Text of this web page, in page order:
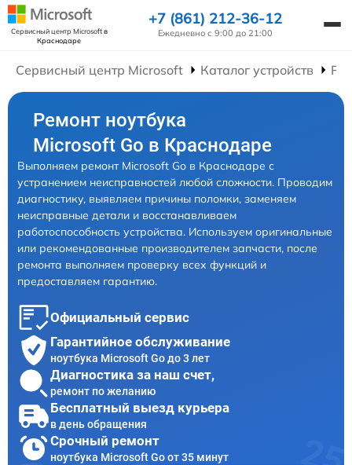
Сервисный центр Microsoftв
Краснодаре
+7 (861) 212-36-12
Ежедневно с 9:00 до 21:00
Сервисный центр Microsoft Каталог устройств
Ремонт ноутбука
Microsoft Go в Краснодаре
Выполняем ремонт Microsoft Go в Краснодаре с
устранением неисправностей любой сложности. Проводим
диагностику, выявляем причины поломки, заменяем
неисправные детали и восстанавливаем
работоспособность устройства. Используем оригинальные
или рекомендованные производителем запчасти, после
ремонта выполняем проверку всех функций и
предоставляем гарантию.
Официальный сервис
Гарантийное обслуживание
ноутбука Microsoft Go до 3 лет
Диагностика за наш счет,
ремонт по желанию
Бесплатный выезд курьера
в день обращения
Срочный ремонт
ноутбука Microsoft Go от 35 минут